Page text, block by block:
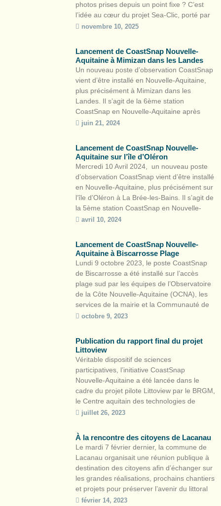
photos prises depuis un point fixe ? C’est
l’idée au cœur du projet Sea-Clic, porté par
l’Observatoire de la côte de Nouvelle-
technologies de l’information et
électroniques (CATIE). […]
novembre 10, 2025
Lancement de CoastSnap Nouvelle-
Aquitaine à Mimizan dans les Landes
Un nouveau poste d’observation CoastSnap
vient d’être installé en Nouvelle-Aquitaine,
plus précisément à Mimizan dans les
Landes. Il s’agit de la 6ème station
CoastSnap en Nouvelle-Aquitaine après
Lacanau, Capbreton, Saint-Jean-de-Luz,
dans le cadre de l’Observatoire de la côte de
Nouvelle-Aquitaine et de la stratégie locale
[…]
juin 21, 2024
Lancement de CoastSnap Nouvelle-
Aquitaine sur l’île d’Oléron
Mercredi 10 Avril 2024, un nouveau poste
d’observation CoastSnap vient d’être installé
en Nouvelle-Aquitaine, plus précisément sur
l’île d’Oléron à La Brée-les-Bains. Il s’agit de
la 5ème station CoastSnap en Nouvelle-
Aquitaine après Lacanau, Capbreton, Saint-
cadre de l’Observatoire de la côte de
Nouvelle-Aquitaine et de la […]
avril 10, 2024
Lancement de CoastSnap Nouvelle-
Aquitaine à Biscarrosse Plage
Lundi 9 octobre 2023, le poste CoastSnap
de Biscarrosse a été installé sur l’accès
plage sud par les équipes de l’Observatoire
de la Côte Nouvelle-Aquitaine (OCNA), les
services de la mairie et la Communauté de
Communes des Grands Lacs. Il s’agit de la
et Capbreton. Comment devenir […]
octobre 9, 2023
Publication du rapport final du projet
Littoview
Véritable dispositif de sciences
participatives, l’initiative CoastSnap
Nouvelle-Aquitaine a été lancée dans le
cadre du projet pilote Littoview par le BRGM,
le Centre aquitain des technologies de
l’information et électroniques (CATIE) et
présent disponible. La démarche
CoastSnap, née en Australie en 2017, a
juillet 26, 2023
À la rencontre des citoyens de Lacanau
Le mardi 7 février dernier, la commune de
Lacanau organisait une réunion publique à
destination des citoyens afin d’échanger sur
les grandes réalisations, prochains chantiers
et projets pour préserver l’avenir du littoral
canaulais. À cette occasion, des ateliers
février 14, 2023